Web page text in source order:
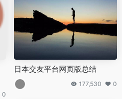
0
日本交友平台网页版总结
177,530 0